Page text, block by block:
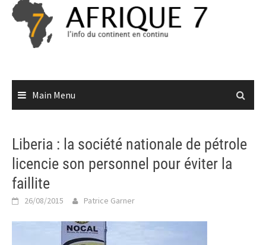
Skip
content
Main Menu
Liberia : la société nationale de pétrole
licencie son personnel pour éviter la
faillite
26/08/2015 Patrice Garner